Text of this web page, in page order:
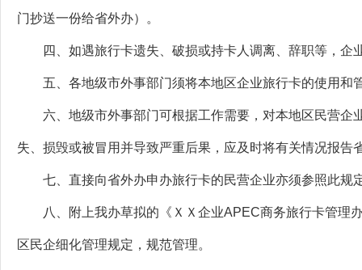
门抄送一份给省外办）。
四、如遇旅行卡遗失、破损或持卡人调离、辞职等，企
五、各地级市外事部门须将本地区企业旅行卡的使用和
六、地级市外事部门可根据工作需要，对本地区民营企
失、损毁或被冒用并导致严重后果，应及时将有关情况报告
七、直接向省外办申办旅行卡的民营企业亦须参照此规
八、附上我办草拟的《ＸＸ企业APEC商务旅行卡管理办
区民企细化管理规定，规范管理。